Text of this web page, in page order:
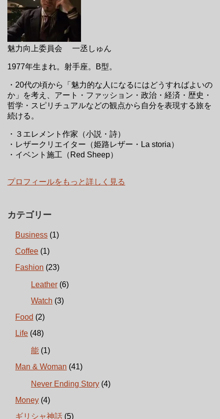
魅力向上委員会 一丞しゅん
1977年生まれ。射手座。B型。
・20代の頃から「魅力的な人になるにはどうすればよいの
か」を考え、アート・ファッション・政治・経済・歴史・
哲学・スピリチュアルなどの観点から自分を表現する旅を
続ける。
・３エレメント作家（小説・詩）
・レザークリエイター（姫路レザー・La storia）
・イベント施工（Red Sheep）
プロフィールをもっと詳しく見る
カテゴリー
Business (1)
Coffee (1)
Fashion (23)
Leather (6)
Watch (3)
Food (2)
Life (48)
能 (1)
Man & Woman (41)
Never Ending Story (4)
Money (4)
ギリシャ神話 (5)